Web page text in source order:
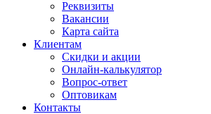
Реквизиты
Вакансии
Карта сайта
Клиентам
Скидки и акции
Онлайн-калькулятор
Вопрос-ответ
Оптовикам
Контакты